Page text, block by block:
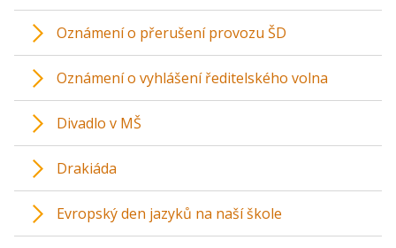
Oznámení o přerušení provozu ŠD
Oznámení o vyhlášení ředitelského volna
Divadlo v MŠ
Drakiáda
Evropský den jazyků na naší škole